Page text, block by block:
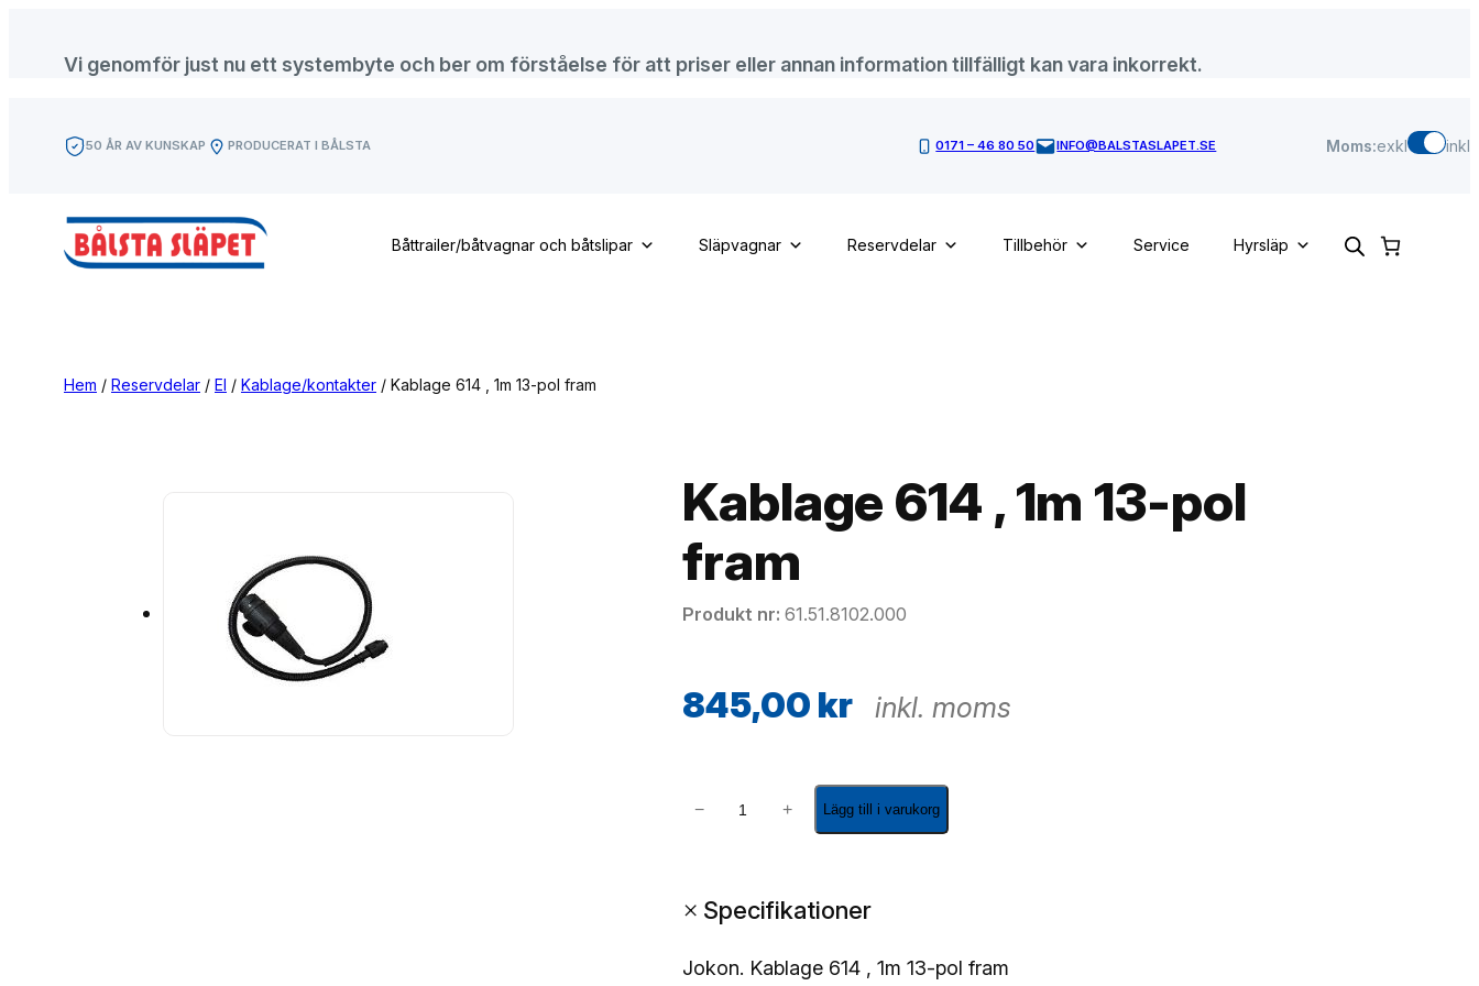
innehåll
Vi genomför just nu ett systembyte och ber om förståelse för att priser eller annan information tillfälligt kan vara inkorrekt.
50 ÅR AV KUNSKAP PRODUCERAT I BÅLSTA 0171 – 46 80 50 INFO@BALSTASLAPET.SE Moms:exkl inkl
Båttrailer/båtvagnar och båtslipar Släpvagnar Reservdelar Tillbehör Service Hyrsläp
Hem / Reservdelar / El / Kablage/kontakter / Kablage 614 , 1m 13-pol fram
Kablage 614 , 1m 13-pol
fram
Produkt nr 61.51.8102.000
845,00 kr inkl. moms
a
e
− + Lägg till i varukorg
+Specifikationer
Jokon. Kablage 614 , 1m 13-pol fram